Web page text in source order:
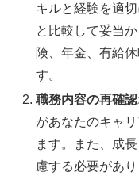
キルと経験を適
と比較して妥当
険、年金、有給
す。
職務内容の再確認
があなたのキャ
ます。また、成
慮する必要があり